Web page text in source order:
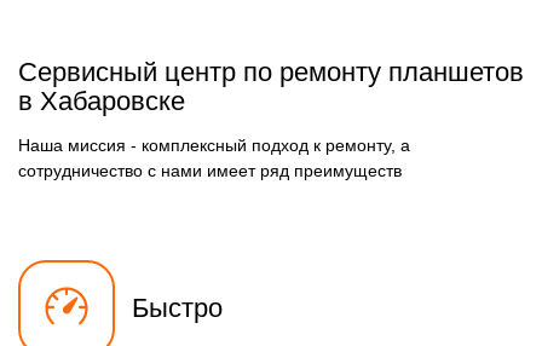
Сервисный центр по ремонту планшетов
в Хабаровске
Наша миссия - комплексный подход к ремонту, а
сотрудничество с нами имеет ряд преимуществ
Быстро